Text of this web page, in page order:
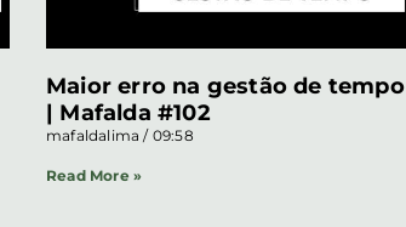
Maior erro na gestão de tempo
| Mafalda #102
mafaldalima 09:58
Read More »